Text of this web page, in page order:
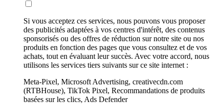
Si vous acceptez ces services, nous pouvons vous proposer
des publicités adaptées à vos centres d'intérêt, des contenus
sponsorisés ou des offres de réduction sur notre site ou nos
produits en fonction des pages que vous consultez et de vos
achats, tout en évaluant leur succès. Avec votre accord, nous
utilisons les services tiers suivants sur ce site internet :
Meta-Pixel, Microsoft Advertising, creativecdn.com
(RTBHouse), TikTok Pixel, Recommandations de produits
basées sur les clics, Ads Defender